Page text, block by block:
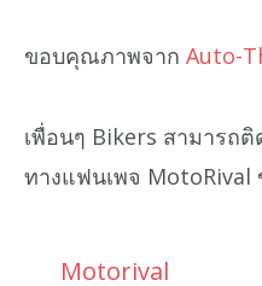
ขอบคุณภาพจาก Auto-
เพื่อนๆ Bikers สามารถ
ทางแฟนเพจ MotoRival
Motorival